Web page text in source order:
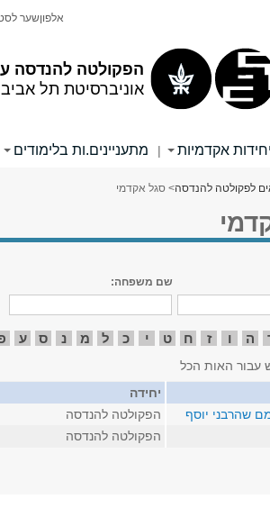
הפקולטה להנדסה
אוניברסיטת תל אביב
אלפוןשער
יחידות אקדמיות | מתעניינים.ות בלימודים
לפקולטה להנדסה> סגל אקדמי
שם משפחה:
ה ו ז ח ט י כ ל מ נ ס ע
עבור האות הכל
יחידה
שהרבני יוסף
הפקולטה להנדסה
הפקולטה להנדסה